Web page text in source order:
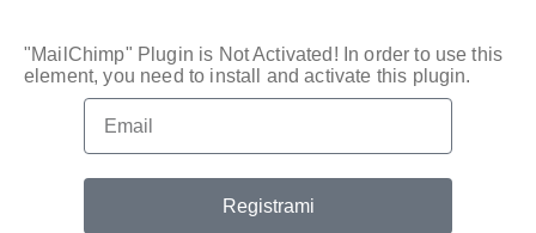
"MailChimp" Plugin is Not Activated! In order to use this
element, you need to install and activate this plugin.
Registrami